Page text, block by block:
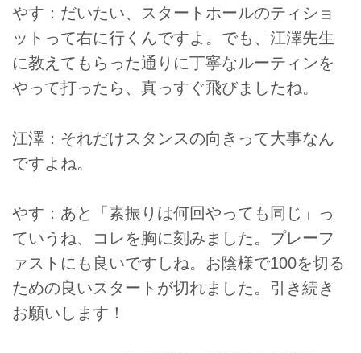
やす：だいたい、スタートホールのティショ
ットって右に行くんですよ。でも、江澤先生
に教えてもらった通りに丁寧なルーティンを
やって打ったら、真っすぐ飛びましたね。
江澤：それだけスタンスの向きって大事なん
ですよね。
やす：あと「素振りは何回やっても同じ」っ
ていうね、コレを胸に刻みました。プレーフ
ァストにも良いですしね。お陰様で100を切る
ための良いスタートが切れました。引き続き
お願いします！